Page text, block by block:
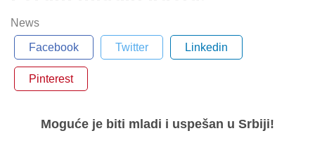
News
Facebook
Twitter Linkedin
Pinterest
Moguće je biti mladi i uspešan u Srbiji!